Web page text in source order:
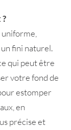
fini naturel.
qui peut être
votre fond de
estomper
en
précise et